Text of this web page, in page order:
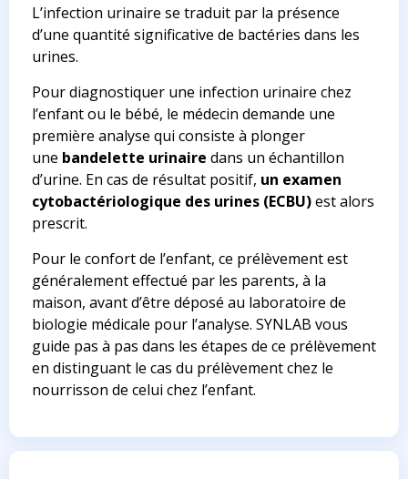
L’infection urinaire se traduit par la présence
d’une quantité significative de bactéries dans les
urines.
Pour diagnostiquer une infection urinaire chez
l’enfant ou le bébé, le médecin demande une
première analyse qui consiste à plonger
une bandelette urinaire dans un échantillon
d’urine. En cas de résultat positif, un examen
cytobactériologique des urines (ECBU)est alors
prescrit.
Pour le confort de l’enfant, ce prélèvement est
généralement effectué par les parents, à la
maison, avant d’être déposé au laboratoire de
biologie médicale pour l’analyse. SYNLAB vous
guide pas à pas dans les étapes de ce prélèvement
en distinguant le cas du prélèvement chez le
nourrisson de celui chez l’enfant.